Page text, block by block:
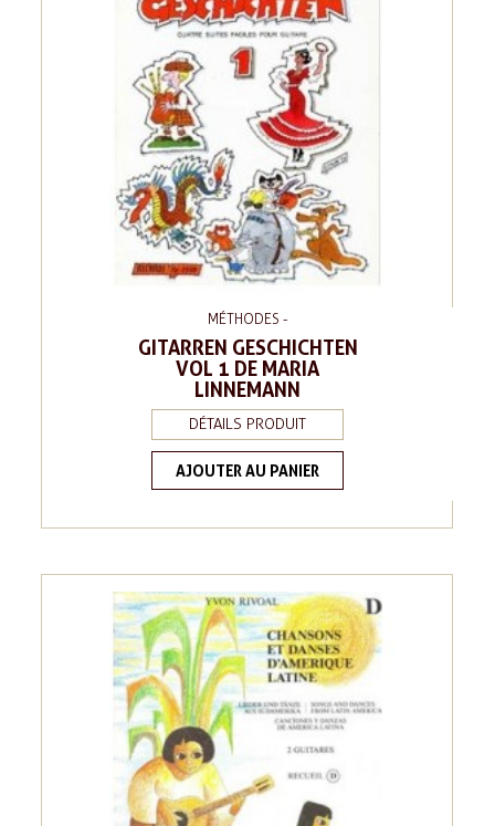
MÉTHODES -
GITARREN GESCHICHTEN
VOL 1 DE MARIA
LINNEMANN
DÉTAILS PRODUIT
AJOUTER AU PANIER